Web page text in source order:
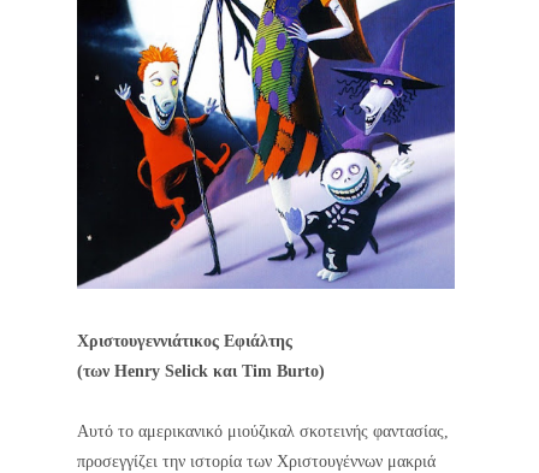
Χριστουγεννιάτικος Εφιάλτης
(των Henry Selick και Tim Burto)
Αυτό το αμερικανικό μιούζικαλ σκοτεινής φαντασίας,
προσεγγίζει την ιστορία των Χριστουγέννων μακριά